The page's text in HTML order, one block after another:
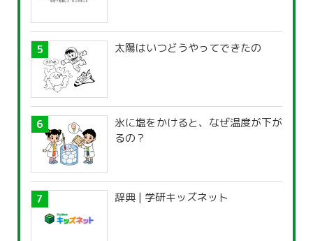
太陽はいつどうやってできたの
氷に塩をかけると、なぜ温度が下が
るの？
辞典 | 学研キッズネット